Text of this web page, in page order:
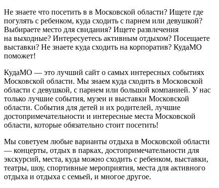
Не знаете что посетить в в Московской области? Ищете где
погулять с ребенком, куда сходить с парнем или девушкой?
Выбираете место для свидания? Ищете развлечения
на выходные? Интересуетесь активным отдыхом? Посещаете
выставки? Не знаете куда сходить на корпоратив? КудаМО
поможет!
КудаМО — это лучший сайт о самых интересных событиях
Московской области. Мы знаем куда сходить в Московской
области с девушкой, с парнем или большой компанией. У нас
только лучшие события, музеи и выставки Московской
области. События для детей и их родителей, лучшие
достопримечательности и интересные места Московской
области, которые обязательно стоит посетить!
Мы советуем любые варианты отдыха в Московской области
— концерты, отдых в парках, достопримечательности для
экскурсий, места, куда можно сходить с ребенком, выставки,
театры, шоу, спортивные мероприятия, места для активного
отдыха и отдыха с семьей, и многое другое.